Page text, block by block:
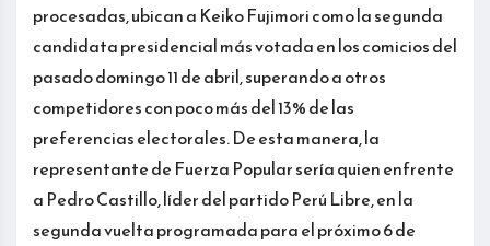
procesadas, ubican a Keiko Fujimori como la segunda
candidata presidencial más votada en los comicios del
pasado domingo 11 de abril, superando a otros
competidores con poco más del 13% de las
preferencias electorales. De esta manera, la
representante de Fuerza Popular sería quien enfrente
a Pedro Castillo, líder del partido Perú Libre, en la
segunda vuelta programada para el próximo 6 de